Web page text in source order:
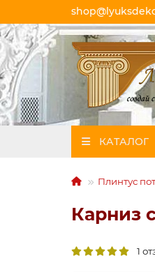
КАТАЛОГ
Плинтус
Карниз
1